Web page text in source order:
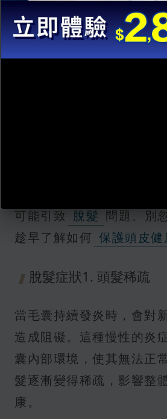
可能引致 脫髮 問題。別
趁早了解如何 保護頭皮健
脫髮症狀1. 頭髮稀疏
當毛囊持續發炎時，會對
造成阻礙。這種慢性的炎
囊內部環境，使其無法正
髮逐漸變得稀疏，影響整
康。